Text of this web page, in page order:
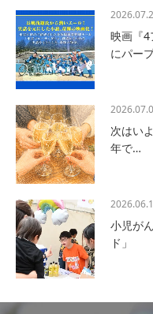
映画『4
にパー
次はい
年で…
小児が
ド」